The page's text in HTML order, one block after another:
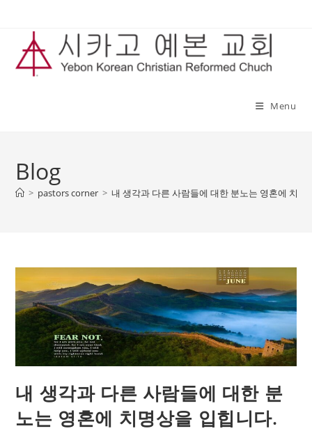
content
Menu
Blog
> pastors corner > 내 생각과 다른 사람들에 대한 분노는 영혼에 치명
내 생각과 다른 사람들에 대한 분
노는 영혼에 치명상을 입힙니다.